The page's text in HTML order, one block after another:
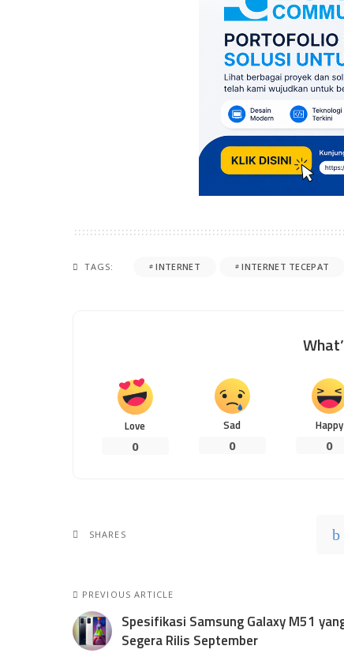
TAGS: INTERNET INTERNET TECEPAT
Love
0
Sad
0
Happy
0
SHARES
PREVIOUS ARTICLE
Spesifikasi Samsung Galaxy M51
Segera Rilis September